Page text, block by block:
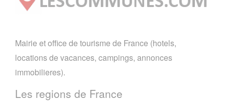
Mairie et office de tourisme de France (hotels,
locations de vacances, campings, annonces
immobilieres).
Les regions de France